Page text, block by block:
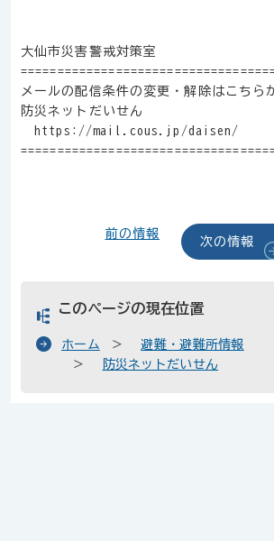
大仙市災害警戒対策室
メールの配信条件の変更・解除はこちら
防災ネットだいせん
https://mail.cous.jp/daisen/
前の情報
次の情報
このページの現在位置
ホーム
避難・避難所情報
防災ネットだいせん